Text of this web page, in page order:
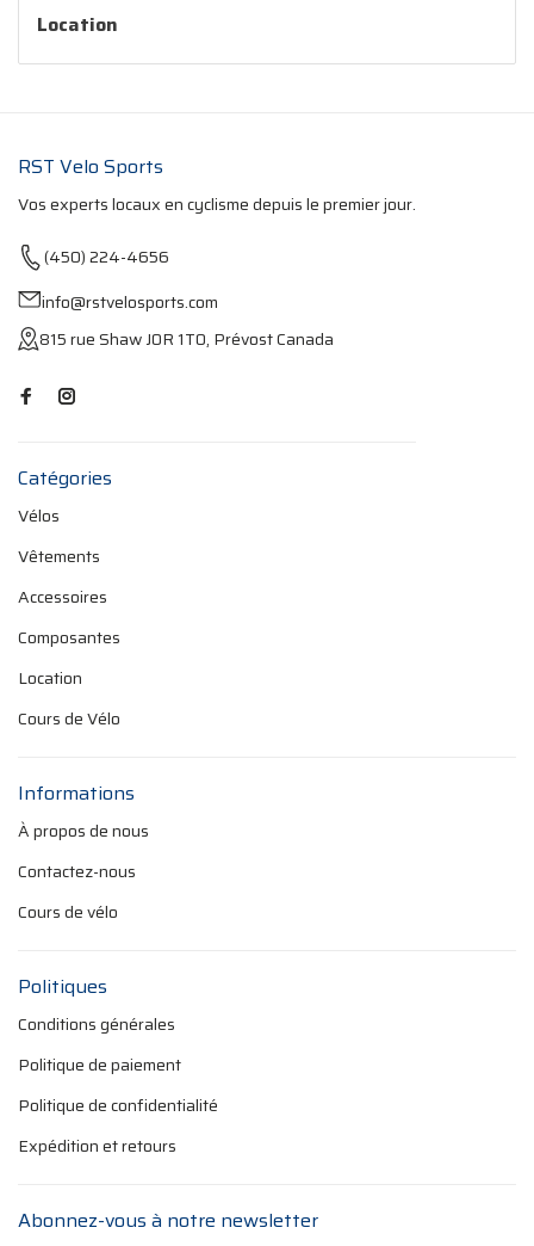
Location
RST Velo Sports
Vos experts locaux en cyclisme depuis le premier jour.
(450) 224-4656
info@rstvelosports.com
815 rue Shaw J0R 1T0, Prévost Canada
Catégories
Vélos
Vêtements
Accessoires
Composantes
Location
Cours de Vélo
Informations
À propos de nous
Contactez-nous
Cours de vélo
Politiques
Conditions générales
Politique de paiement
Politique de confidentialité
Expédition et retours
Abonnez-vous à notre newsletter